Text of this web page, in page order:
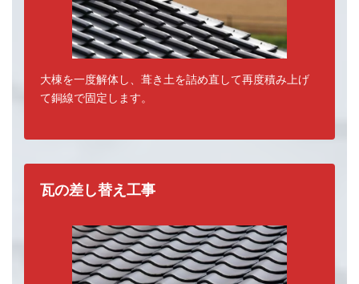
大棟を一度解体し、葺き土を詰め直して再度積み上げ
て銅線で固定します。
瓦の差し替え工事